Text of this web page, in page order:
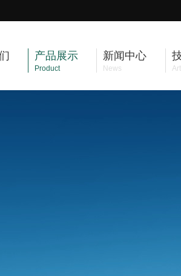
产品展示
Product
新闻中心
News